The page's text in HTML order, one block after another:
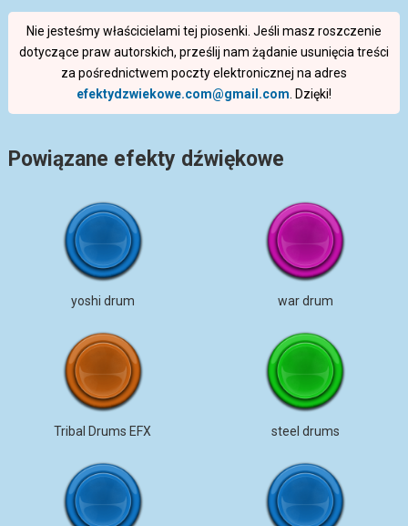
Nie jesteśmy właścicielami tej piosenki. Jeśli masz roszczenie
dotyczące praw autorskich, prześlij nam żądanie usunięcia treści
za pośrednictwem poczty elektronicznej na adres
efektydzwiekowe.com@gmail.com . Dzięki!
Powiązane efekty dźwiękowe
yoshi drum war drum
Tribal Drums EFX steel drums